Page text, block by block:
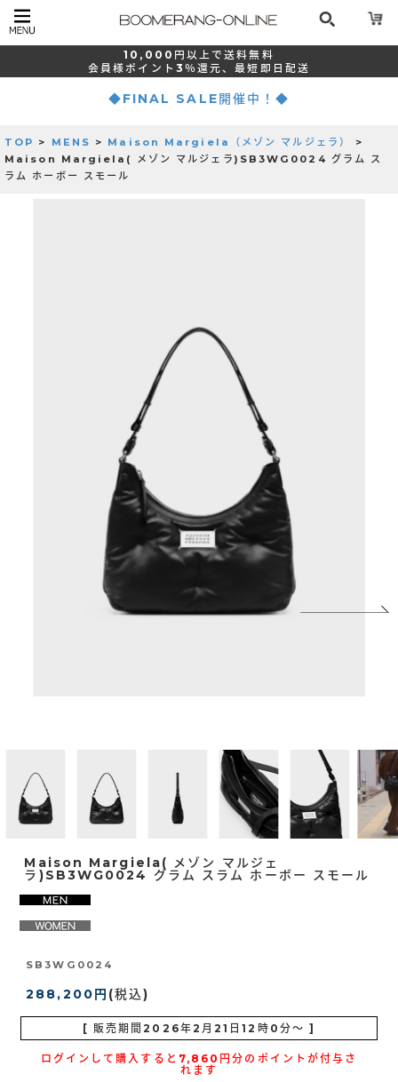
10,000 円以上で送料無料
会員様ポイント 3％還元、最短 即日配送
◆FINAL SALE開催中！◆
TOP > MENS > Maison Margiela（メゾン マルジェラ）
>
Maison Margiela( メゾン マルジェラ)SB3WG0024 グラム ス
ラム ホーボー スモール
Maison Margiela( メゾン マルジェ
ラ)SB3WG0024 グラム スラム ホーボー スモール
SB3WG0024
288,200円 (税込)
ログインして購入すると7,860円分のポイントが付与さ
れます
[ 販売期間2026年2月21日12時0分～ ]